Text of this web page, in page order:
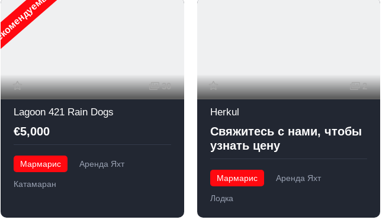
Рекомендуемые
30
Lagoon 421 Rain Dogs
€5,000
Мармарис Аренда Яхт
Катамаран
2
Herkul
Свяжитесь с нами, чтобы
узнать цену
Мармарис Аренда Яхт
Лодка